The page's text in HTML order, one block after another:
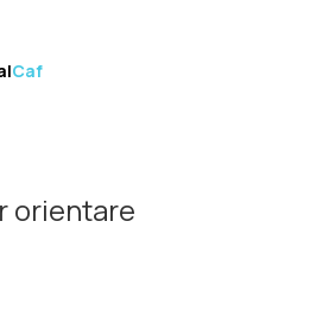
Caf
orientare